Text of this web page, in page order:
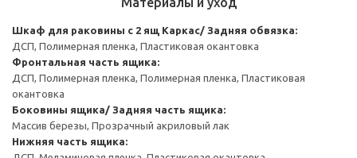
Шкаф для раковины с 2 ящ Каркас/ Задняя обвязка:
ДСП, Полимерная пленка, Пластиковая окантовка
Фронтальная часть ящика:
ДСП, Полимерная пленка, Полимерная пленка, Пластиковая
окантовка
Боковины ящика/ Задняя часть ящика:
Массив березы, Прозрачный акриловый лак
Нижняя часть ящика: